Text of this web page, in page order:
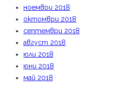
ноември 2018
октомври 2018
септември 2018
август 2018
юли 2018
юни 2018
май 2018